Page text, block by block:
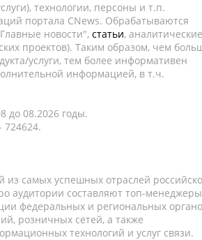
технологии, персоны и т.п.
портала CNews. Обрабатываются
новости", статьи, аналитические
проектов). Таким образом, чем
услуги, тем более информативен
информацией, в т.ч.
до 08.2026 годы.
724624.
из самых успешных отраслей
аудитории составляют топ-
федеральных и региональных
розничных сетей, а также
технологий и услуг связи.